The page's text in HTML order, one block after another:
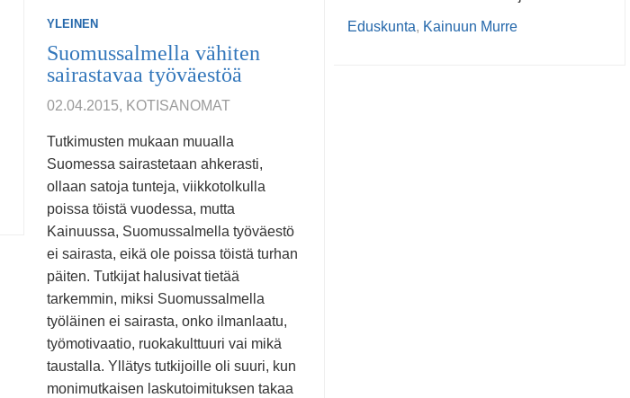
Eduskunta, Kainuun Murre
YLEINEN
Suomussalmella vähiten
sairastavaa työväestöä
02.04.2015, KOTISANOMAT
Tutkimusten mukaan muualla
Suomessa sairastetaan ahkerasti,
ollaan satoja tunteja, viikkotolkulla
poissa töistä vuodessa, mutta
Kainuussa, Suomussalmella työväestö
ei sairasta, eikä ole poissa töistä turhan
päiten. Tutkijat halusivat tietää
tarkemmin, miksi Suomussalmella
työläinen ei sairasta, onko ilmanlaatu,
työmotivaatio, ruokakulttuuri vai mikä
taustalla. Yllätys tutkijoille oli suuri, kun
monimutkaisen laskutoimituksen takaa